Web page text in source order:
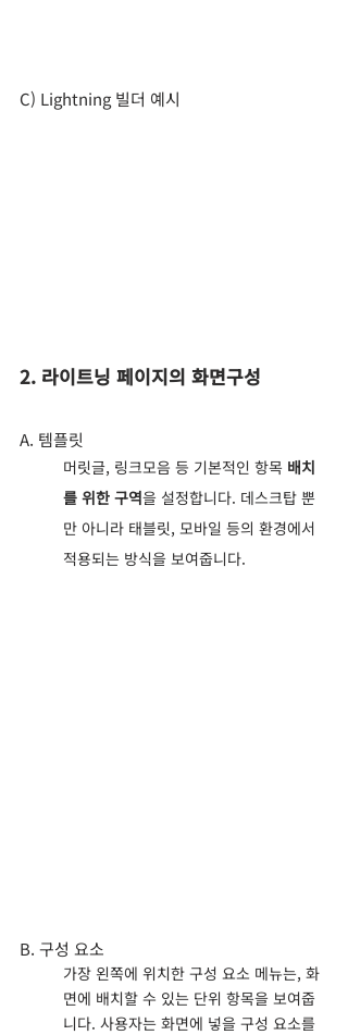
C) Lightning 빌더 예시
2. 라이트닝 페이지의 화면구성
A. 템플릿
머릿글, 링크모음 등 기본적인 항목 배치
를 위한 구역을 설정합니다. 데스크탑 뿐
만 아니라 태블릿, 모바일 등의 환경에서
적용되는 방식을 보여줍니다.
B. 구성 요소
가장 왼쪽에 위치한 구성 요소 메뉴는, 화
면에 배치할 수 있는 단위 항목을 보여줍
니다. 사용자는 화면에 넣을 구성 요소를